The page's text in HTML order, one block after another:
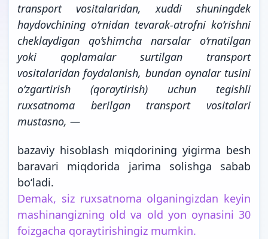
transport vositalaridan, xuddi shuningdek
haydovchining o‘rnidan tevarak-atrofni ko‘rishni
cheklaydigan qo‘shimcha narsalar o‘rnatilgan
yoki qoplamalar surtilgan transport
vositalaridan foydalanish, bundan oynalar tusini
o‘zgartirish (qoraytirish) uchun tegishli
ruxsatnoma berilgan transport vositalari
mustasno, —
bazaviy hisoblash miqdorining yigirma besh
baravari miqdorida jarima solishga sabab
bo‘ladi.
Demak, siz ruxsatnoma olganingizdan keyin
mashinangizning old va old yon oynasini 30
foizgacha qoraytirishingiz mumkin.